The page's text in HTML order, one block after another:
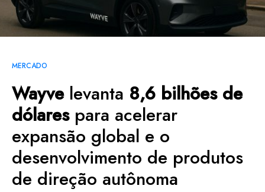
MERCADO
Wayvelevanta 8,6 bilhões de
dólarespara acelerar
expansão global e o
desenvolvimento de produtos
de direção autônoma